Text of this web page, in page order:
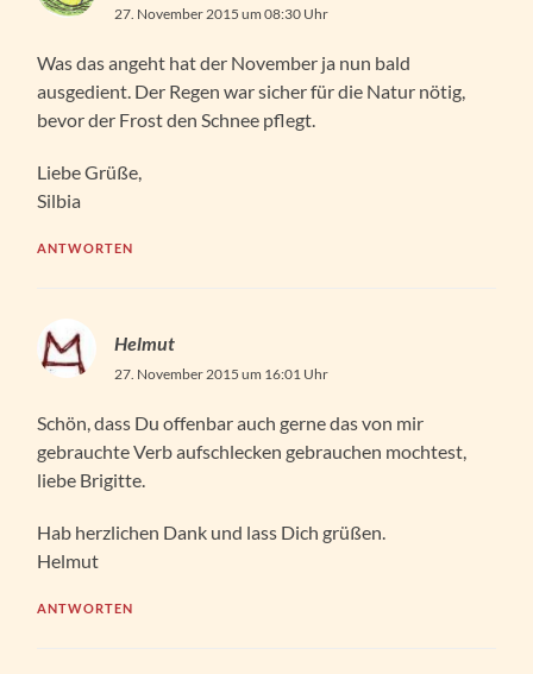
27. November 2015 um 08:30 Uhr
Was das angeht hat der November ja nun bald
ausgedient. Der Regen war sicher für die Natur nötig,
bevor der Frost den Schnee pflegt.
Liebe Grüße,
Silbia
ANTWORTEN
Helmut
27. November 2015 um 16:01 Uhr
Schön, dass Du offenbar auch gerne das von mir
gebrauchte Verb aufschlecken gebrauchen mochtest,
liebe Brigitte.
Hab herzlichen Dank und lass Dich grüßen.
Helmut
ANTWORTEN